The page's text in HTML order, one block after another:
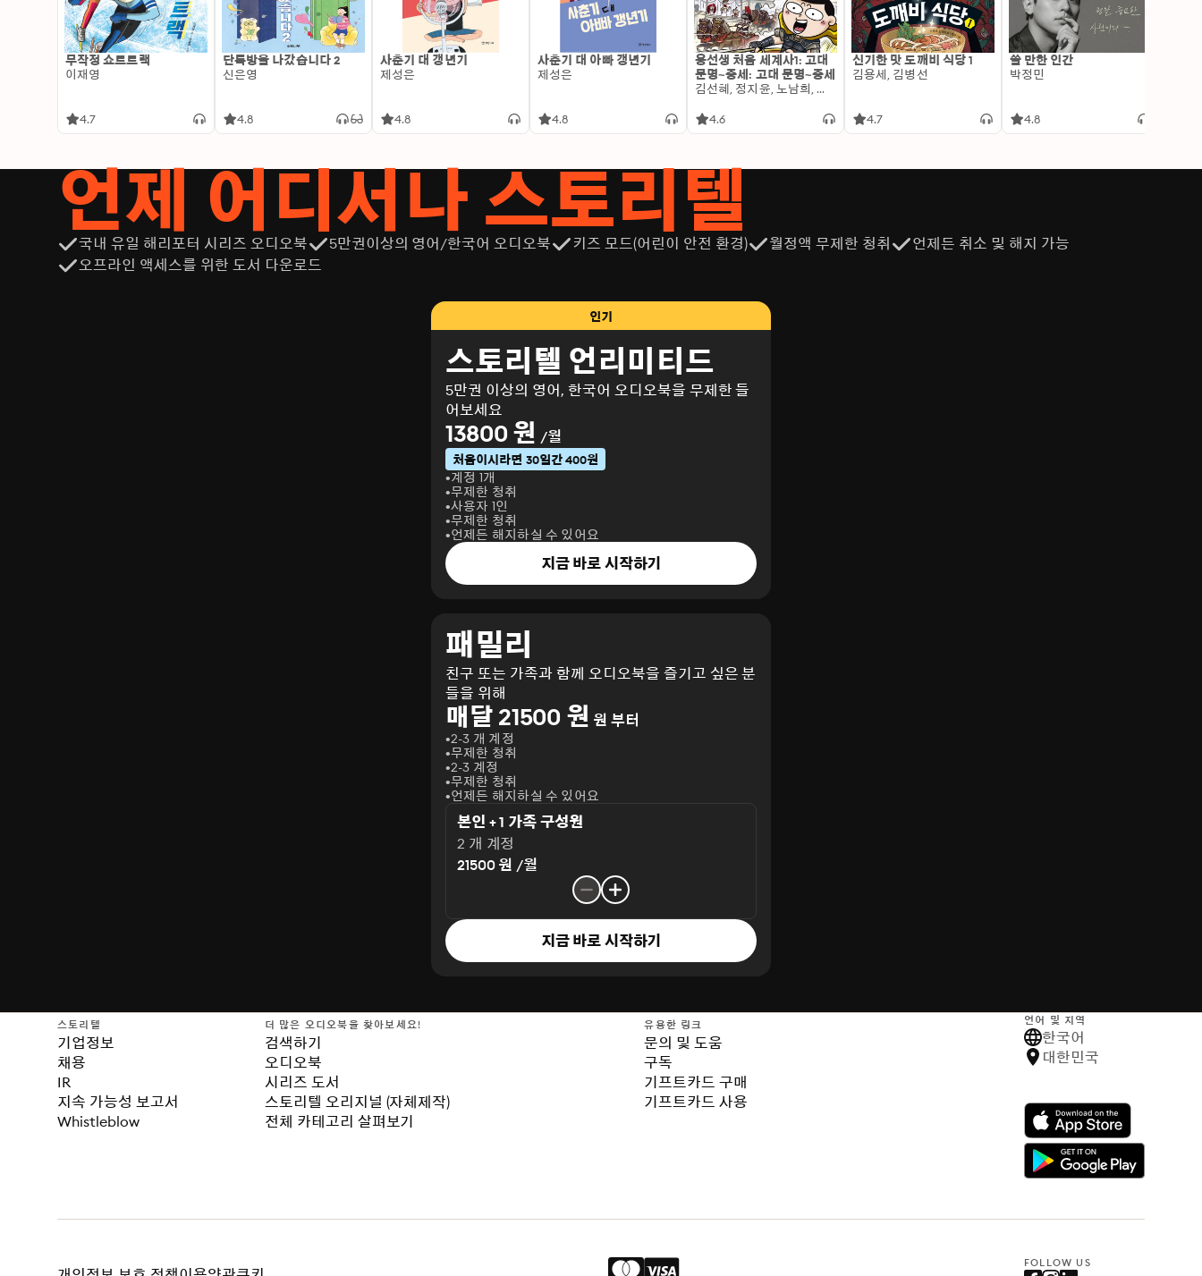
무작정 쇼트트랙
이재영
4.7
단톡방을 나갔습니다 2
신은영
4.8
사춘기 대 갱년기
제성은
4.8
사춘기 대 아빠 갱년기
제성은
4.8
용선생 처음 세계사1: 고대
문명~중세: 고대 문명~중세
김선혜, 정지윤, 노남희, 뭉선생, 윤효식, 이우일, 김선빈, 사회평론 역사연구소
4.6
신기한 맛 도깨비 식당 1
김용세, 김병선
4.7
쓸 만한 인간
박정민
4.8
언제 어디서나 스토리텔
국내 유일 해리포터 시리즈 오디오북 5만권이상의 영어/한국어 오디오북 키즈 모드(어린이 안전 환경) 월정액 무제한 청취
언제든 취소 및 해지 가능
오프라인 액세스를 위한 도서 다운로드
인기
스토리텔 언리미티드
5만권 이상의 영어, 한국어 오디오북을 무제한 들
어보세요
13800 원 /월
처음이시라면 30일간 400원
계정 1개
무제한 청취
사용자 1인
무제한 청취
언제든 해지하실 수 있어요
지금 바로 시작하기
패밀리
친구 또는 가족과 함께 오디오북을 즐기고 싶은 분
들을 위해
매달 21500 원 원 부터
2-3 개 계정
무제한 청취
2-3 계정
무제한 청취
언제든 해지하실 수 있어요
본인 + 1 가족 구성원
2 개 계정
21500 원 /월
지금 바로 시작하기
스토리텔
기업정보
채용
IR
지속 가능성 보고서
Whistleblow
더 많은 오디오북을 찾아보세요!
검색하기
오디오북
시리즈 도서
스토리텔 오리지널 (자체제작)
전체 카테고리 살펴보기
유용한 링크
문의 및 도움
구독
기프트카드 구매
기프트카드 사용
언어 및 지역
한국어
대한민국
FOLLOW US